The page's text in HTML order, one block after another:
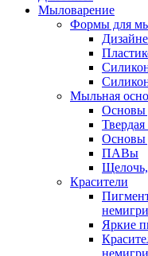
Мыловарение
Формы для
Мыльная
Основы
Основы
ПАВы
Щелочь,
Красители
Яркие